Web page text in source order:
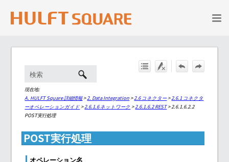
メイン コンテンツにスキップ
現在地:
A. HULFT Square 詳細情報>2. Data Integration>2.6 コネクター>2.6.1 コネクタ
ーオペレーションガイド>2.6.1.6 ネットワーク >2.6.1.6.2 REST>2.6.1.6.2.2
POST実行処理
POST実行処理
オペレーション名